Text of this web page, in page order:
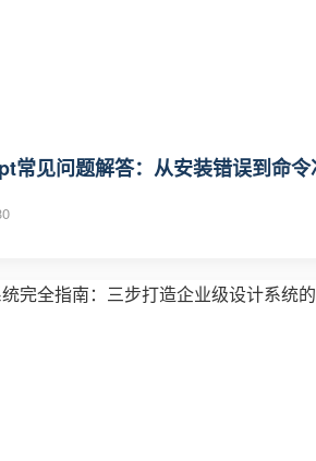
常见问题解答：从安装错误到命